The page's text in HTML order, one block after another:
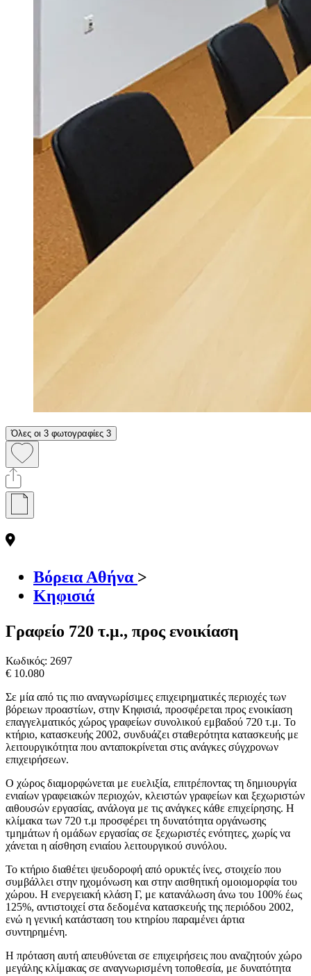
Όλες οι 3 φωτογραφίες 3
Βόρεια Αθήνα >
Κηφισιά
Γραφείο 720 τ.μ., προς ενοικίαση
Κωδικός: 2697
€ 10.080
Σε μία από τις πιο αναγνωρίσιμες επιχειρηματικές περιοχές των
βόρειων προαστίων, στην Κηφισιά, προσφέρεται προς ενοικίαση
επαγγελματικός χώρος γραφείων συνολικού εμβαδού 720 τ.μ. Το
κτήριο, κατασκευής 2002, συνδυάζει σταθερότητα κατασκευής με
λειτουργικότητα που ανταποκρίνεται στις ανάγκες σύγχρονων
επιχειρήσεων.
Ο χώρος διαμορφώνεται με ευελιξία, επιτρέποντας τη δημιουργία
ενιαίων γραφειακών περιοχών, κλειστών γραφείων και ξεχωριστών
αιθουσών εργασίας, ανάλογα με τις ανάγκες κάθε επιχείρησης. Η
κλίμακα των 720 τ.μ προσφέρει τη δυνατότητα οργάνωσης
τμημάτων ή ομάδων εργασίας σε ξεχωριστές ενότητες, χωρίς να
χάνεται η αίσθηση ενιαίου λειτουργικού συνόλου.
Το κτήριο διαθέτει ψευδοροφή από ορυκτές ίνες, στοιχείο που
συμβάλλει στην ηχομόνωση και στην αισθητική ομοιομορφία του
χώρου. Η ενεργειακή κλάση Γ, με κατανάλωση άνω του 100% έως
125%, αντιστοιχεί στα δεδομένα κατασκευής της περιόδου 2002,
ενώ η γενική κατάσταση του κτηρίου παραμένει άρτια
συντηρημένη.
Η πρόταση αυτή απευθύνεται σε επιχειρήσεις που αναζητούν χώρο
μεγάλης κλίμακας σε αναγνωρισμένη τοποθεσία, με δυνατότητα